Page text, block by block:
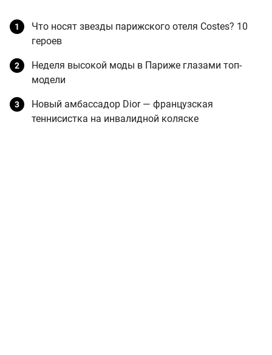
Что носят звезды парижского отеля Costes? 10
героев
Неделя высокой моды в Париже глазами топ-
модели
Новый амбассадор Dior — французская
теннисистка на инвалидной коляске